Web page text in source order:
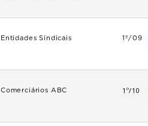
Entidades Sindicais 1º/09
Comerciários ABC 1º/10